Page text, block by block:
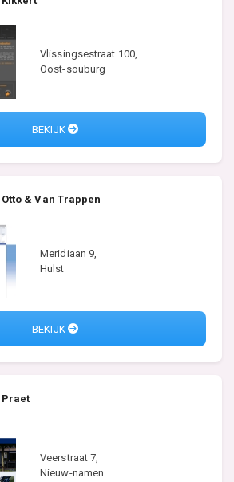
Vlissingsestraat 100,
Oost-souburg
BEKIJK
& Van Trappen
Meridiaan 9,
Hulst
BEKIJK
Veerstraat 7,
Nieuw-namen